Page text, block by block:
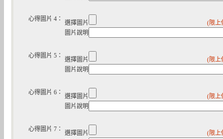
心得圖片 4：
選擇圖片
(限上
圖片說明
心得圖片 5：
選擇圖片
(限上
圖片說明
心得圖片 6：
選擇圖片
(限上
圖片說明
心得圖片 7：
選擇圖片
(限上